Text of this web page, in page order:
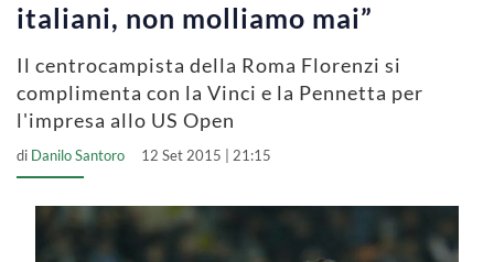
italiani, non molliamo mai”
Il centrocampista della Roma Florenzi si
complimenta con la Vinci e la Pennetta per
l'impresa allo US Open
di Danilo Santoro 12 Set 2015 | 21:15